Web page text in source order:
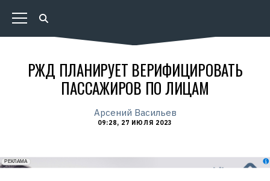
РЖД ПЛАНИРУЕТ ВЕРИФИЦИРОВАТЬ
ПАССАЖИРОВ ПО ЛИЦАМ
Арсений Васильев
09:28, 27 ИЮЛЯ 2023
erid: 2VfnxxmNzs5
РЕКЛАМА